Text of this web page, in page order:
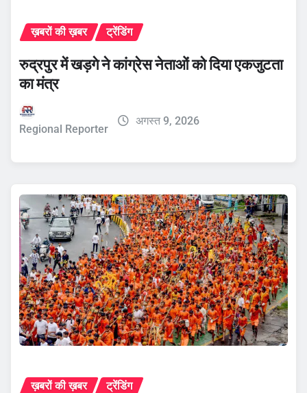
ख़बरों की ख़बर ट्रेंडिंग
रुद्रपुर में खड़गे ने कांग्रेस नेताओं को दिया एकजुटता
का मंत्र
Regional Reporter
अगस्त 9, 2026
ख़बरों की ख़बर ट्रेंडिंग